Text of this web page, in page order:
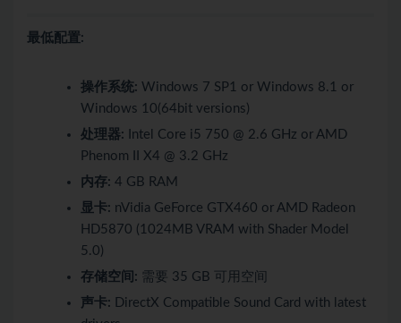
最低配置:
操作系统: Windows 7 SP1 or Windows 8.1 or
Windows 10(64bit versions)
处理器: Intel Core i5 750 @ 2.6 GHz or AMD
Phenom II X4 @ 3.2 GHz
内存: 4 GB RAM
显卡: nVidia GeForce GTX460 or AMD Radeon
HD5870 (1024MB VRAM with Shader Model
5.0)
存储空间: 需要 35 GB 可用空间
声卡: DirectX Compatible Sound Card with latest